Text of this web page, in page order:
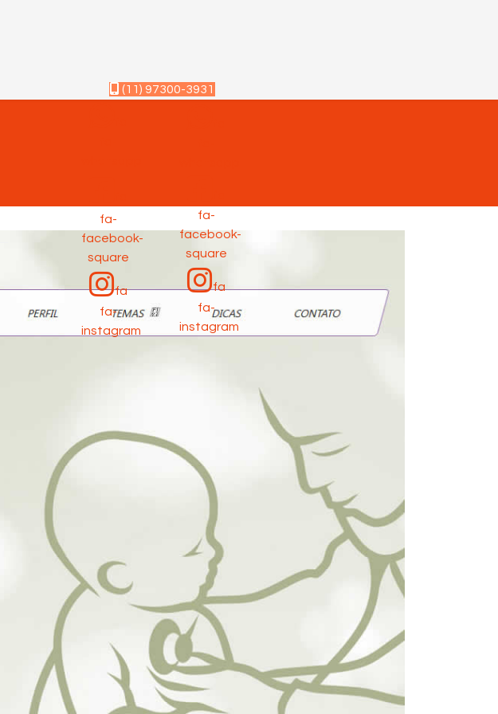
(11) 97300-3931
fa-
facebook-
square
fa
fa-
instagram
fa-
facebook-
square
fa
fa-
instagram